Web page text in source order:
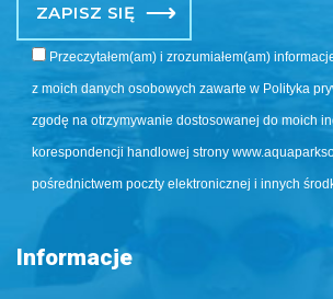
Przeczytałem(am) i zrozumiałem(am)
z moich danych osobowych zawarte w Polityka
zgodę na otrzymywanie dostosowanej do moich
korespondencji handlowej strony
pośrednictwem poczty elektronicznej i innych
Informacje